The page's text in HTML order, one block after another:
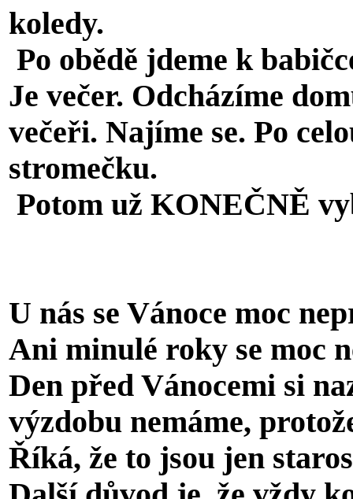
koledy.
Po obědě jdeme k
Je večer. Odcházíme
večeři. Najíme se. Po
stromečku.
Potom už KONEČNĚ
U nás se Vánoce moc
Ani minulé roky se moc
Den před Vánocemi si
výzdobu nemáme,
Říká, že to jsou jen